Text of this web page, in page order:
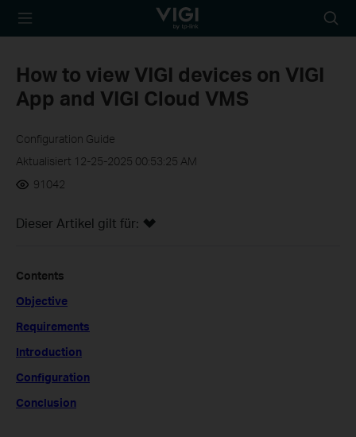
TP-Link, Reliably
How to view VIGI devices on VIGI
App and VIGI Cloud VMS
Configuration Guide
Aktualisiert 12-25-2025 00:53:25 AM
91042
Dieser Artikel gilt für:
Contents
Objective
Requirements
Introduction
Configuration
Conclusion